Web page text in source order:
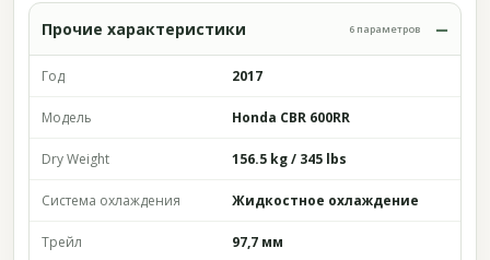
Прочие характеристики 6 параметров
Год 2017
Модель Honda CBR 600RR
Dry Weight 156.5 kg / 345 lbs
Система охлаждения Жидкостное охлаждение
Трейл 97,7 мм